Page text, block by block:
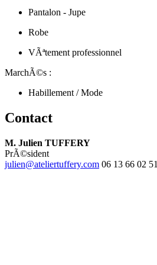
Pantalon - Jupe
Robe
VÃªtement professionnel
MarchÃ©s :
Habillement / Mode
Contact
M. Julien TUFFERY
PrÃ©sident
julien@ateliertuffery.com 06 13 66 02 51